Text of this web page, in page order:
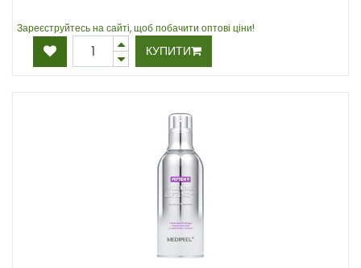
Зареєструйтесь на сайті, щоб побачити оптові ціни!
КУПИТИ